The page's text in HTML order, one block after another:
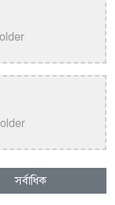
সর্বাধিক